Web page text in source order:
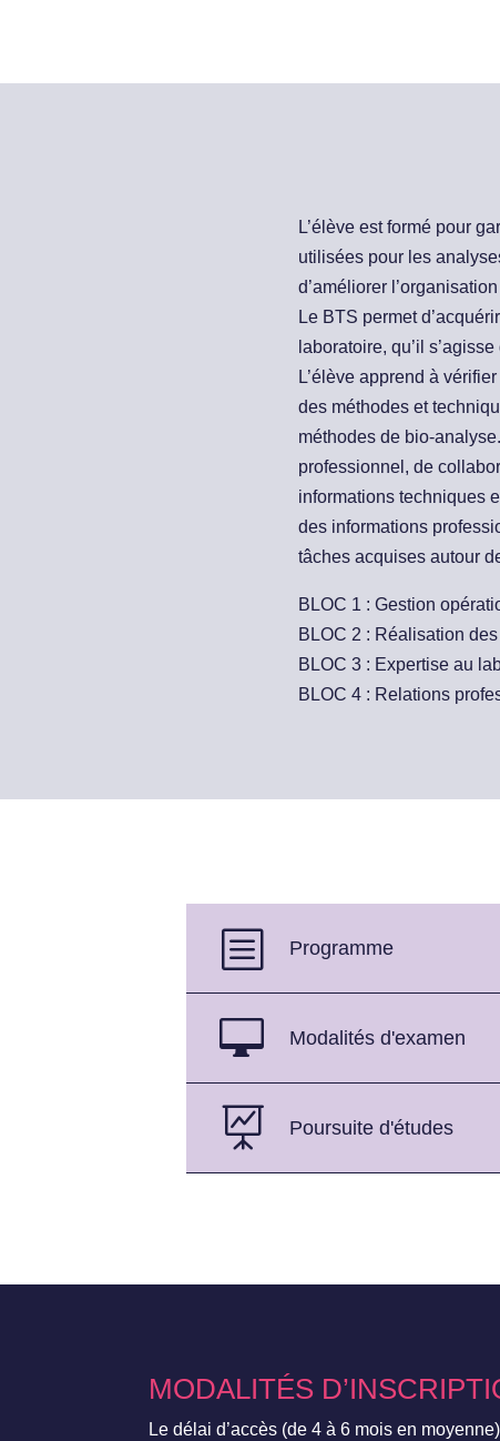
L’élève est formé pour
utilisées pour les
d’améliorer
Le BTS permet
laboratoire, qu’il
L’élève apprend à
des méthodes et
méthodes de bio-
professionnel, de
informations techniques
des informations
tâches acquises autour
BLOC 1 : Gestion
BLOC 2 : Réalisation
BLOC 3 : Expertise au
BLOC 4 : Relations
b Programme
 Modalités d'examen
 Poursuite d'études
MODALITÉS
Le délai d’accès (de 4 à 6 mois en